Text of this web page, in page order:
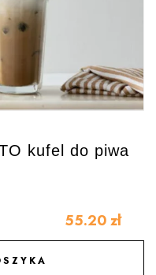
kufel do piwa
55.20 zł